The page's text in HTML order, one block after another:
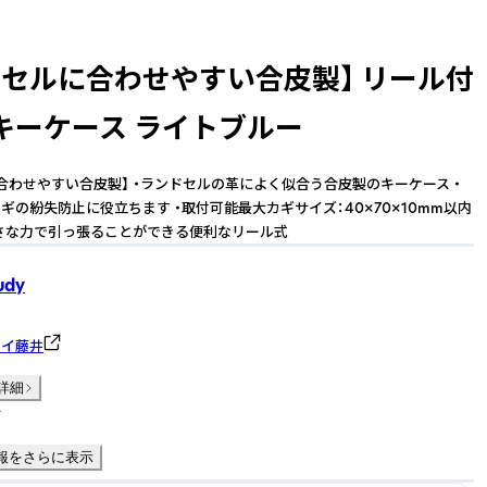
セルに合わせやすい合皮製】 リール付
ーケース ライトブルー
わせやすい合皮製】 ・ランドセルの革によく似合う合皮製のキーケース ・
の紛失防止に役立ちます ・取付可能最大カギサイズ：40×70×10mm以内
さな力で引っ張ることができる便利なリール式
藤井
細
をさらに表示